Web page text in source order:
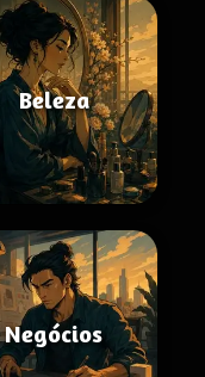
Beleza
Negócios